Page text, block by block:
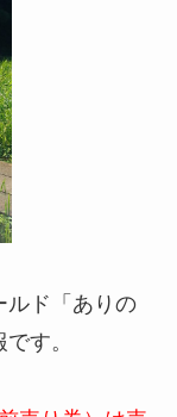
ルド「ありの
す。